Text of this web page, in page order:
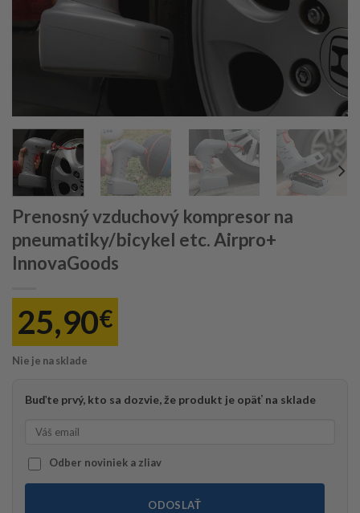
Prenosný vzduchový kompresor na
pneumatiky/bicykel etc. Airpro+
InnovaGoods
25,90€
Nie je na sklade
Buďte prvý, kto sa dozvie, že produkt je opäť na sklade
Odber noviniek a zliav
ODOSLAŤ